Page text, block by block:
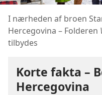
I nærheden af broen
Hercegovina – Folderen
tilbydes
Korte fakta –
Hercegovina